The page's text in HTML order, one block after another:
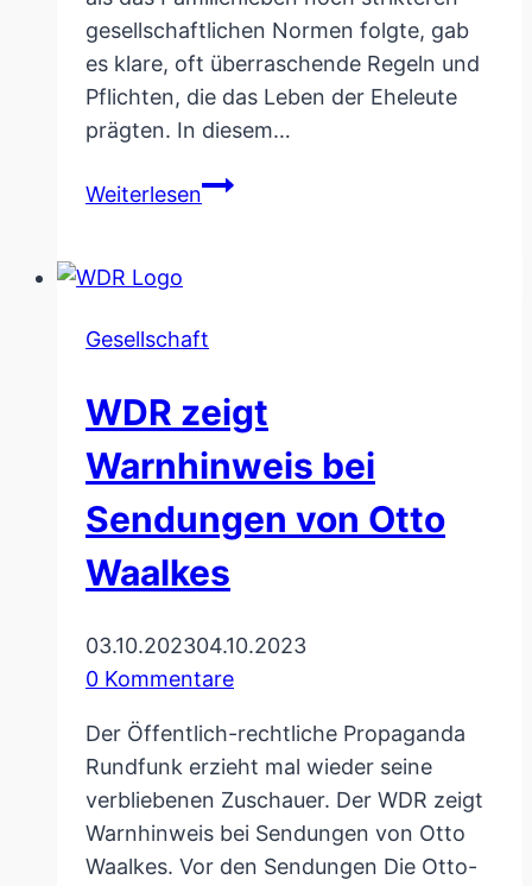
gesellschaftlichen Normen folgte, gab
es klare, oft überraschende Regeln und
Pflichten, die das Leben der Eheleute
prägten. In diesem…
WeiterlesenGeheimnis
Regeln
Tipps
von
früher
Gesellschaft
WDR zeigt
Warnhinweis bei
Sendungen von Otto
Waalkes
03.10.202304.10.2023
0 Kommentare
Der Öffentlich-rechtliche Propaganda
Rundfunk erzieht mal wieder seine
verbliebenen Zuschauer. Der WDR zeigt
Warnhinweis bei Sendungen von Otto
Waalkes. Vor den Sendungen Die Otto-